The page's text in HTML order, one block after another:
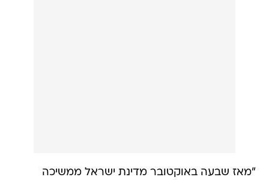
"מאז שבעה באוקטובר מדינת ישראל ממשיכה